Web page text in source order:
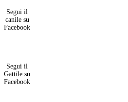
Segui il
canile su
Facebook
Segui il
Gattile su
Facebook